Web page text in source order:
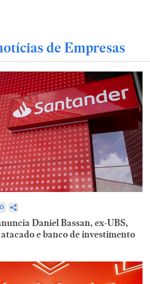
de Empresas
Daniel Bassan, ex-UBS,
e banco de investimento